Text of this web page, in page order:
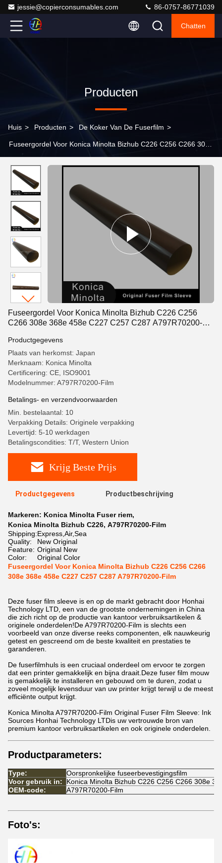
jessie@copierconsumables.com 86-0757-86771039
Chatten
Producten
Huis > Producten > De Koker Van De Fuserfilm >
Fuseergordel Voor Konica Minolta Bizhub C226 C256 C266 308e
Fuseergordel Voor Konica Minolta Bizhub C226 C256
C266 308e 368e 458e C227 C257 C287 A797R70200-
Productgegevens
Plaats van herkomst: Japan
Merknaam: Konica Minolta
Certificering: CE, ISO9001
Modelnummer: A797R70200-Film
Betalings- en verzendvoorwaarden
Min. bestelaantal: 10
Verpakking Details: Originele verpakking
Levertijd: 5-10 werkdagen
Betalingscondities: T/T, Western Union
Krijg Beste Prijs
Productgegevens Productbeschrijving
Markeren: Konica Minolta Fuser riem,
Konica Minolta Bizhub C226, A797R70200-Film
Shipping:Express,Air,Sea
Quality:
New Original
Feature: Original New
Color:
Original Color
Fuseergordel Voor Konica Minolta Bizhub C226 C256 C266
308e 368e 458e C227 C257 C287 A797R70200-Film
Deze fuser film sleeve is en op de markt gebracht door Honhai
Technology LTD, een van de grootste ondernemingen in China
die zich richt op de productie van kantoor verbruiksartikelen &
originele onderdelen!De A797R70200-Film is slechts een
voorbeeld van onze diverse reeks componenten, elk nauwkeurig
getest en gescreend om de beste kwaliteit en prestaties te
garanderen.
De fuserfilmhuls is een cruciaal onderdeel om ervoor te zorgen
dat een printer gemakkelijk en bijna draait.Deze fuser film mouw
is gemakkelijk te installeren en gebouwd om te duren, zodat u
zoveel mogelijk levensduur van uw printer krijgt terwijl u de meest
efficiënte output krijgt.
Konica Minolta A797R70200-Film Original Fuser Film Sleeve: Ink
Sources Honhai Technology LTDis uw vertrouwde bron van
premium kantoor verbruiksartikelen en ook originele onderdelen.
Productparameters:
Type:
Oorspronkelijke fuseerbevestigingsfilm
Voor gebruik in:
Konica Minolta Bizhub C226 C256 C266 308e
OEM-code:
A797R70200-Film
Foto's: